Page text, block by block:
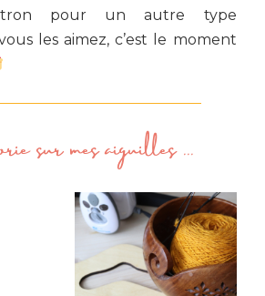
pour un autre type
vous les aimez, c’est le moment
sur mes aiguilles...